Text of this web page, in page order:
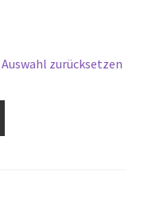
Auswahl zurücksetzen